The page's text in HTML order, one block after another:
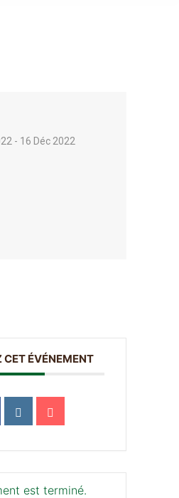
- 16 Déc 2022
CET ÉVÉNEMENT
est terminé.